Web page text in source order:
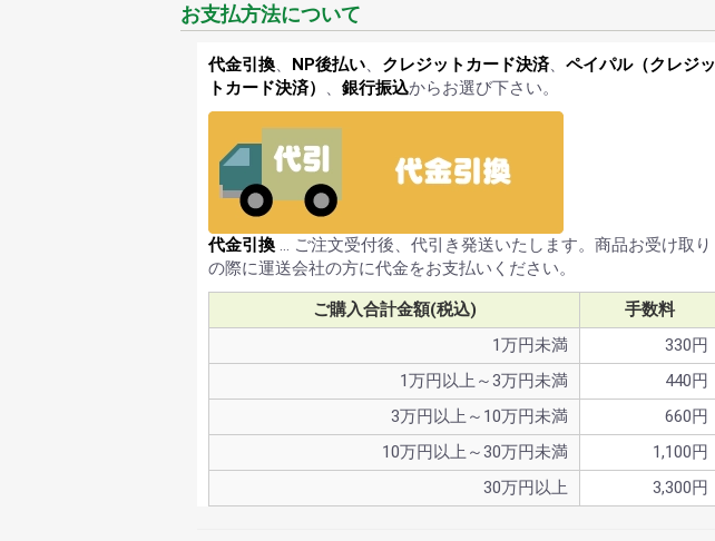
お支払方法について
代金引換、 NP後払い、 クレジットカード決済、 ペイパル（クレジッ
トカード決済）
、 銀行振込からお選び下さい。
代金引換 … ご注文受付後、代引き発送いたします。商品お受け取り
の際に運送会社の方に代金をお支払いください。
ご購入合計金額(税込)
手数料
1万円未満
330円
1万円以上～3万円未満
440円
3万円以上～10万円未満
660円
10万円以上～30万円未満
1,100円
30万円以上
3,300円